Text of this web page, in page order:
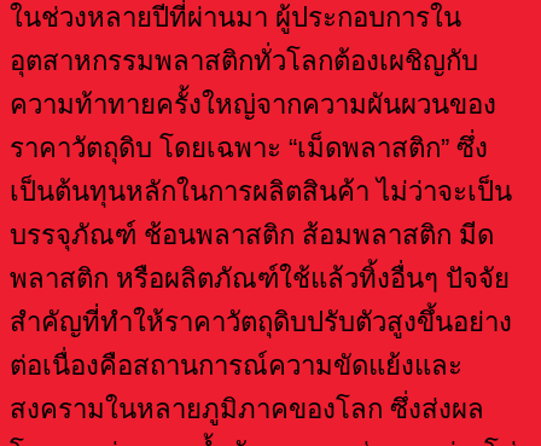
ในช่วงหลายปีที่ผ่านมา ผู้ประกอบการใน
อุตสาหกรรมพลาสติกทั่วโลกต้องเผชิญกับ
ความท้าทายครั้งใหญ่จากความผันผวนของ
ราคาวัตถุดิบ โดยเฉพาะ “เม็ดพลาสติก” ซึ่ง
เป็นต้นทุนหลักในการผลิตสินค้า ไม่ว่าจะเป็น
บรรจุภัณฑ์ ช้อนพลาสติก ส้อมพลาสติก มีด
พลาสติก หรือผลิตภัณฑ์ใช้แล้วทิ้งอื่นๆ ปัจจัย
สำคัญที่ทำให้ราคาวัตถุดิบปรับตัวสูงขึ้นอย่าง
ต่อเนื่องคือสถานการณ์ความขัดแย้งและ
สงครามในหลายภูมิภาคของโลก ซึ่งส่งผล